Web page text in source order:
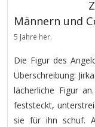
Männern und
5 Jahre her.
Die Figur des
Überschreibung:
lächerliche Figur
feststeckt,
sie für ihn schuf.